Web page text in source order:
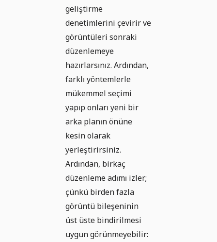
geliştirme
denetimlerini çevirir ve
görüntüleri sonraki
düzenlemeye
hazırlarsınız. Ardından,
farklı yöntemlerle
mükemmel seçimi
yapıp onları yeni bir
arka planın önüne
kesin olarak
yerleştirirsiniz.
Ardından, birkaç
düzenleme adımı izler;
çünkü birden fazla
görüntü bileşeninin
üst üste bindirilmesi
uygun görünmeyebilir: